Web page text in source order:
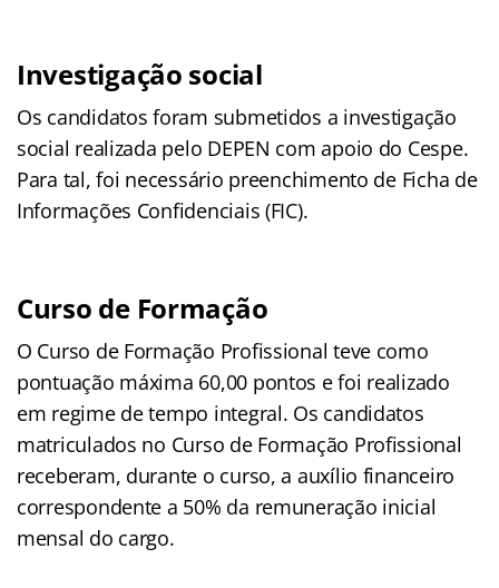
Investigação social
Os candidatos foram submetidos a investigação
social realizada pelo DEPEN com apoio do Cespe.
Para tal, foi necessário preenchimento de Ficha de
Informações Confidenciais (FIC).
Curso de Formação
O Curso de Formação Profissional teve como
pontuação máxima 60,00 pontos e foi realizado
em regime de tempo integral. Os candidatos
matriculados no Curso de Formação Profissional
receberam, durante o curso, a auxílio financeiro
correspondente a 50% da remuneração inicial
mensal do cargo.